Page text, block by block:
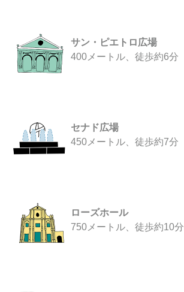
サン・ピエトロ広場
400メートル、徒歩約6分
セナド広場
450メートル、徒歩約7分
ローズホール
750メートル、徒歩約10分